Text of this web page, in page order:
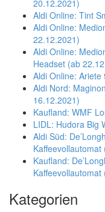
20.12.2021)
Aldi Online: Tint
Aldi Online:
22.12.2021)
Aldi Online:
Headset (ab
Aldi Online:
Aldi Nord:
16.12.2021)
Kaufland: WMF
LIDL: Hudora Big
Aldi Süd:
Kaufland:
Kategorien